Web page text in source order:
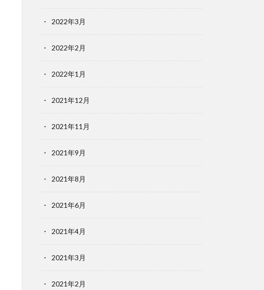
2022年3月
2022年2月
2022年1月
2021年12月
2021年11月
2021年9月
2021年8月
2021年6月
2021年4月
2021年3月
2021年2月